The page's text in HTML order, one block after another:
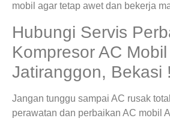
mobil agar tetap awet dan bekerja
Hubungi Servis
Kompresor AC Mobil
Jatiranggon, Bekasi !
Jangan tunggu sampai AC rusak
perawatan dan perbaikan AC mobil